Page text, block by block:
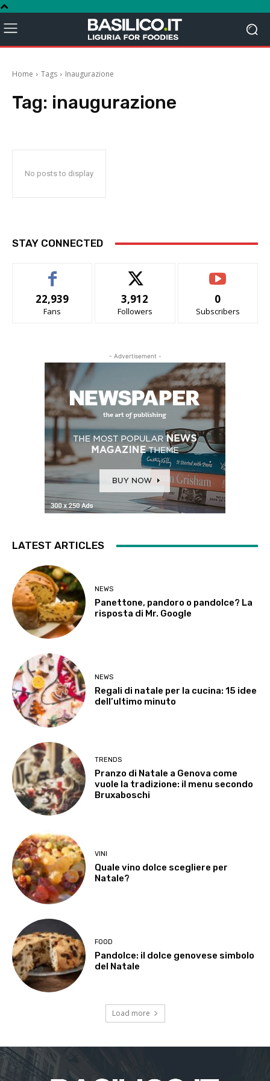
Home Tags Inaugurazione
Tag: inaugurazione
No posts to display
STAY CONNECTED
22,939
Fans
3,912
Followers
0
Subscribers
- Advertisement -
LATEST ARTICLES
NEWS
Panettone, pandoro o pandolce? La
risposta di Mr. Google
NEWS
Regali di natale per la cucina: 15 idee
dell’ultimo minuto
TRENDS
Pranzo di Natale a Genova come
vuole la tradizione: il menu secondo
Bruxaboschi
VINI
Quale vino dolce scegliere per
Natale?
FOOD
Pandolce: il dolce genovese simbolo
del Natale
Load more